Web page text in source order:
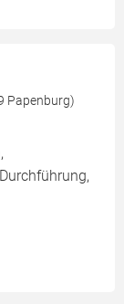
Papenburg)